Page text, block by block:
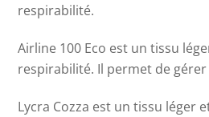
respirabilité.
Airline 100 Eco est un tissu
respirabilité. Il permet de
Lycra Cozza est un tissu léger